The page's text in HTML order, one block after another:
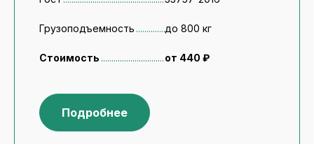
Грузоподъемность до 800 кг
Стоимость от 440 ₽
Подробнее